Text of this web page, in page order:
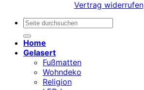
Vertrag widerrufen
Suchen
Home
Gelasert
Fußmatten
Wohndeko
Religion